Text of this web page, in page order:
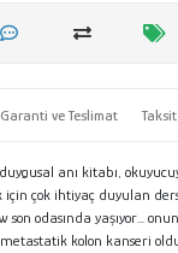
Garanti ve Teslimat
anı kitabı,
için çok ihtiyaç duyulan
son odasında yaşıyor...
kolon kanseri